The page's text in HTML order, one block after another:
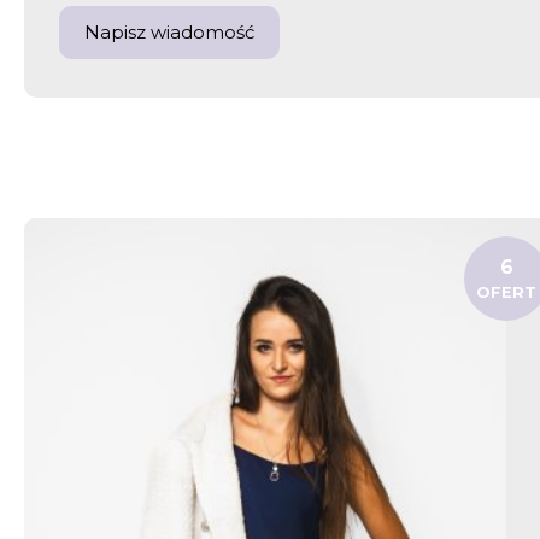
Napisz wiadomość
6
OFERT